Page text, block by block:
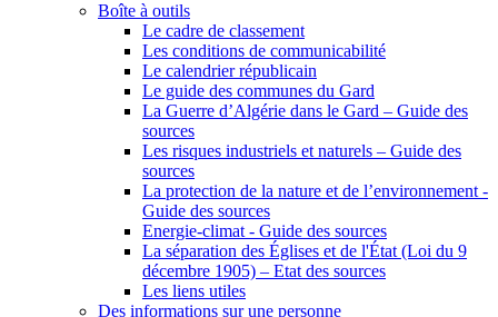
Boîte à outils
Le cadre de classement
Les conditions de communicabilité
Le calendrier républicain
Le guide des communes du Gard
La Guerre d’Algérie dans le Gard – Guide des
sources
Les risques industriels et naturels – Guide des
sources
La protection de la nature et de l’environnement -
Guide des sources
Energie-climat - Guide des sources
La séparation des Églises et de l'État (Loi du 9
décembre 1905) – Etat des sources
Les liens utiles
Des informations sur une personne